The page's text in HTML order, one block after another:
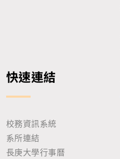
快速連結
校務資訊系統
系所連結
長庚大學行事曆